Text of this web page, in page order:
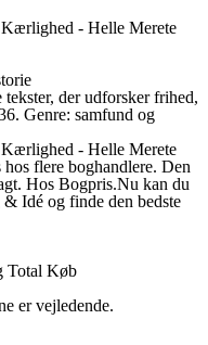
- Helle Merete
der udforsker frihed,
Genre: samfund og
- Helle Merete
flere boghandlere. Den
Hos Bogpris.Nu kan du
Idé og finde den bedste
Total Køb
er vejledende.